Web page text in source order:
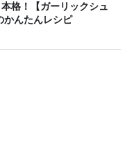
格！【ガーリックシュ
かんたんレシピ